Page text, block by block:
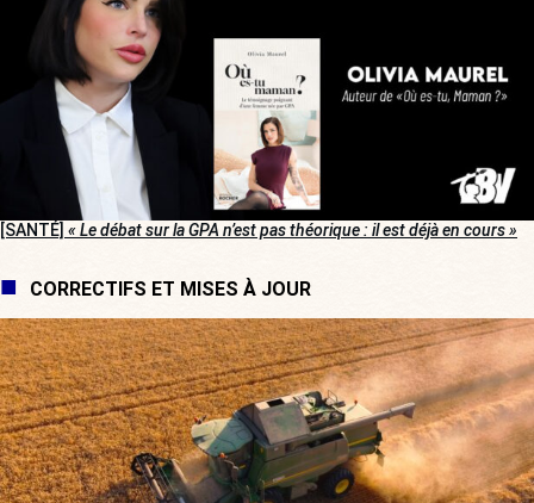
[SANTÉ] « Le débat sur la GPA n’est pas théorique : il est déjà en cours »
CORRECTIFS ET MISES À JOUR